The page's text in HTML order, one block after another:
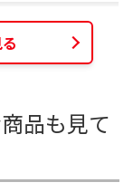
品も見て